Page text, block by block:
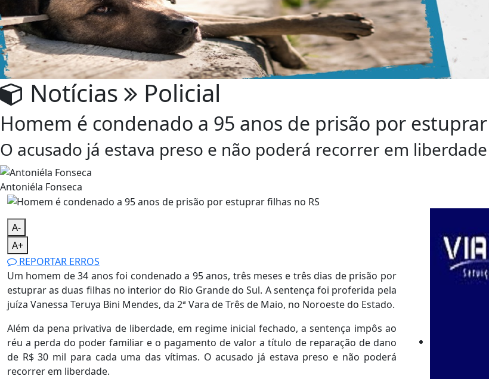
Notícias Policial
Homem é condenado a 95 anos de prisão por
O acusado já estava preso e não poderá recorrer em liberdade
Antoniéla Fonseca
A-
A+
REPORTAR ERROS
Um homem de 34 anos foi condenado a 95 anos, três meses e três dias de prisão por
estuprar as duas filhas no interior do Rio Grande do Sul. A sentença foi proferida pela
juíza Vanessa Teruya Bini Mendes, da 2ª Vara de Três de Maio, no Noroeste do Estado.
Além da pena privativa de liberdade, em regime inicial fechado, a sentença impôs ao
réu a perda do poder familiar e o pagamento de valor a título de reparação de dano
de R$ 30 mil para cada uma das vítimas. O acusado já estava preso e não poderá
recorrer em liberdade.